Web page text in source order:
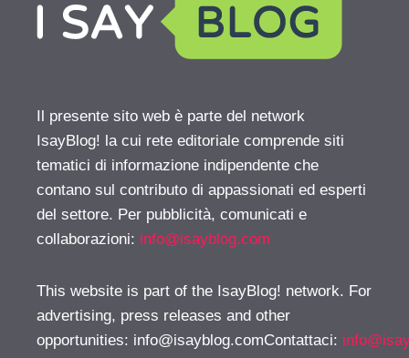
Il presente sito web è parte del network
IsayBlog! la cui rete editoriale comprende siti
tematici di informazione indipendente che
contano sul contributo di appassionati ed esperti
del settore. Per pubblicità, comunicati e
collaborazioni: info@isayblog.com
This website is part of the IsayBlog! network. For
advertising, press releases and other
opportunities: info@isayblog.comContattaci: